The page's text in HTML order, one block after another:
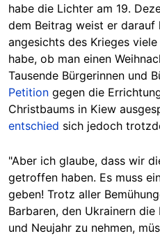
habe die Lichter am 19.
dem Beitrag weist er darauf
angesichts des Krieges
habe, ob man einen
Tausende Bürgerinnen und
Petition gegen die
Christbaums in Kiew
entschied sich jedoch
"Aber ich glaube, dass wir
getroffen haben. Es muss
geben! Trotz aller
Barbaren, den Ukrainern die
und Neujahr zu nehmen,